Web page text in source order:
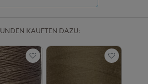
KAUFTEN DAZU: